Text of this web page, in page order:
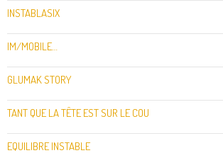
INSTABLASIX
IM/MOBILE…
GLUMAK STORY
TANT QUE LA TÊTE EST SUR LE COU
EQUILIBRE INSTABLE